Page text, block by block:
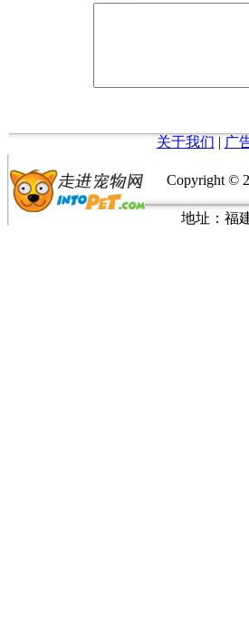
关于我们 | 广
Copyright ©
地址：福